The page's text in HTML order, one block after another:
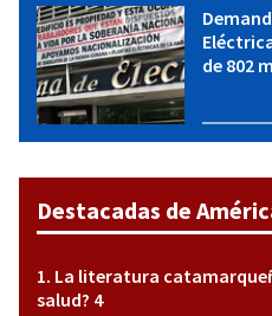
de 802
Destacadas de
La literatura
salud? 4